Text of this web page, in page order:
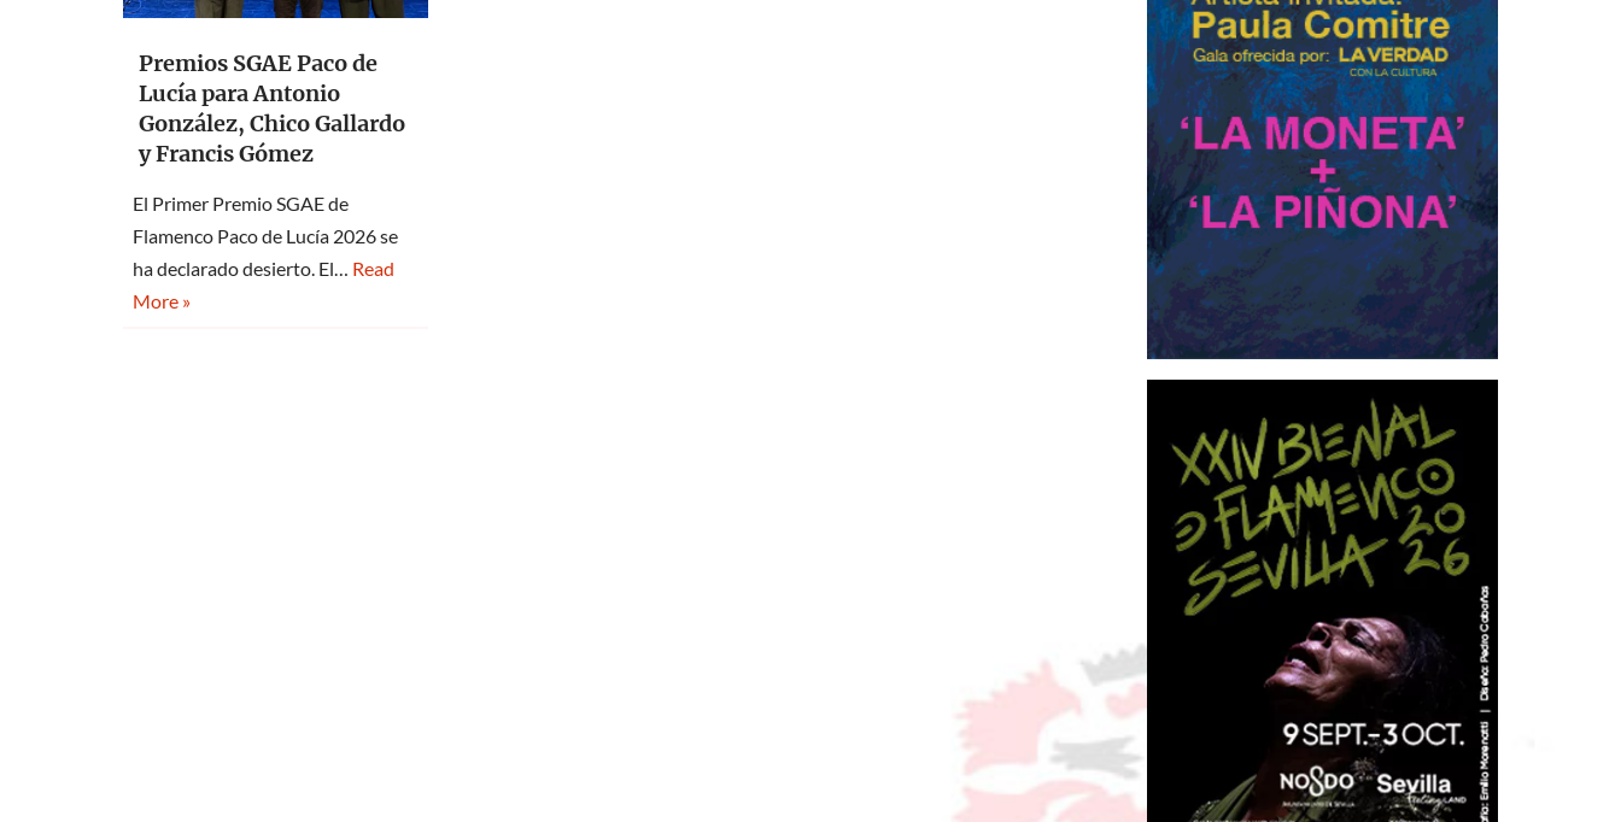
Premios SGAE Paco de
Lucía para Antonio
González, Chico Gallardo
y Francis Gómez
El Primer Premio SGAE de
Flamenco Paco de Lucía 2026 se
ha declarado desierto. El… Read
More »